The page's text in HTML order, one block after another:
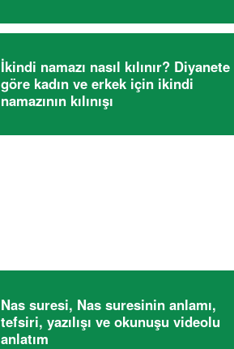
İkindi namazı nasıl kılınır? Diyanete
göre kadın ve erkek için ikindi
namazının kılınışı
Nas suresi, Nas suresinin anlamı,
tefsiri, yazılışı ve okunuşu videolu
anlatım